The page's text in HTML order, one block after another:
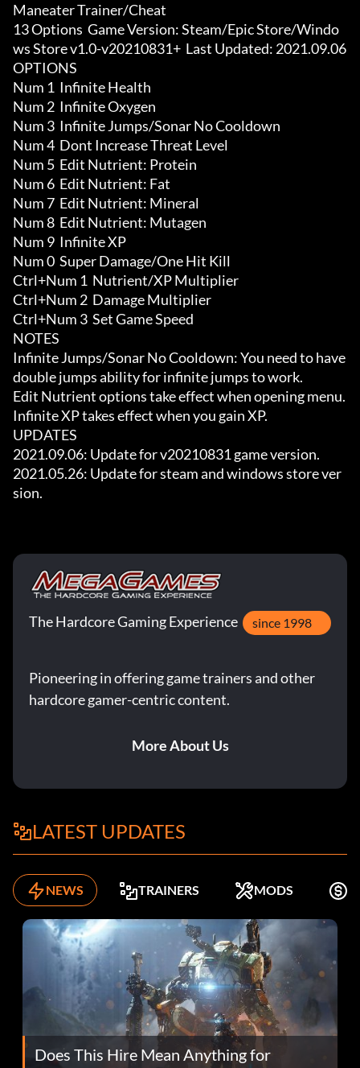
Maneater Trainer/Cheat
13 Options  Game Version: Steam/Epic Store/Windo
ws Store v1.0-v20210831+  Last Updated: 2021.09.06
OPTIONS
Num 1  Infinite Health
Num 2  Infinite Oxygen
Num 3  Infinite Jumps/Sonar No Cooldown
Num 4  Dont Increase Threat Level
Num 5  Edit Nutrient: Protein
Num 6  Edit Nutrient: Fat
Num 7  Edit Nutrient: Mineral
Num 8  Edit Nutrient: Mutagen
Num 9  Infinite XP
Num 0  Super Damage/One Hit Kill
Ctrl+Num 1  Nutrient/XP Multiplier
Ctrl+Num 2  Damage Multiplier
Ctrl+Num 3  Set Game Speed
NOTES
Infinite Jumps/Sonar No Cooldown: You need to have
double jumps ability for infinite jumps to work.
Edit Nutrient options take effect when opening menu.
Infinite XP takes effect when you gain XP.
UPDATES
2021.09.06: Update for v20210831 game version.
2021.05.26: Update for steam and windows store ver
sion.
The Hardcore Gaming Experience since 1998
Pioneering in offering game trainers and other
hardcore gamer-centric content.
More About Us
LATEST UPDATES
NEWS TRAINERS MODS
Does This Hire Mean Anything for